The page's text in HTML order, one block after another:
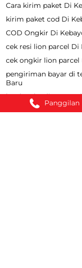
Panggilan
Cara kirim paket Di
kirim paket cod Di
COD Ongkir Di
cek resi lion parcel Di
cek ongkir lion parcel
pengiriman bayar di
Baru
lacak paket lion
bayar COD lion